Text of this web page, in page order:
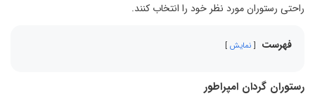
راحتی رستوران مورد نظر خود را انتخاب کنند.
فهرست نمایش
رستوران گردان امپراطور